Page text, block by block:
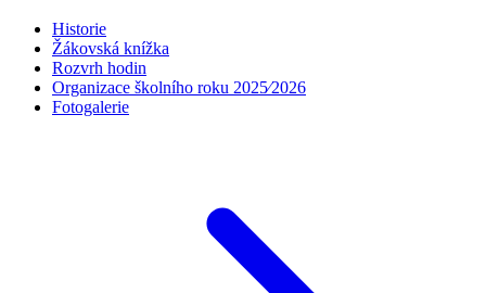
Historie
Žákovská knížka
Rozvrh hodin
Organizace školního roku 2025⁄2026
Fotogalerie